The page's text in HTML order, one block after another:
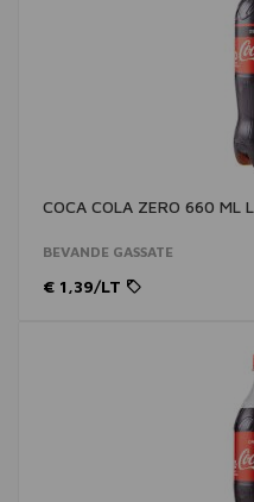
COCA COLA ZERO 660 ML L
BEVANDE GASSATE
€ 1,39/LT